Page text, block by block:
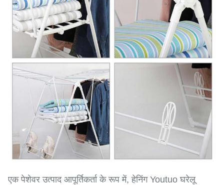
एक पेशेवर उत्पाद आपूर्तिकर्ता के रूप में, हेनिंग Youtuo घरेलू